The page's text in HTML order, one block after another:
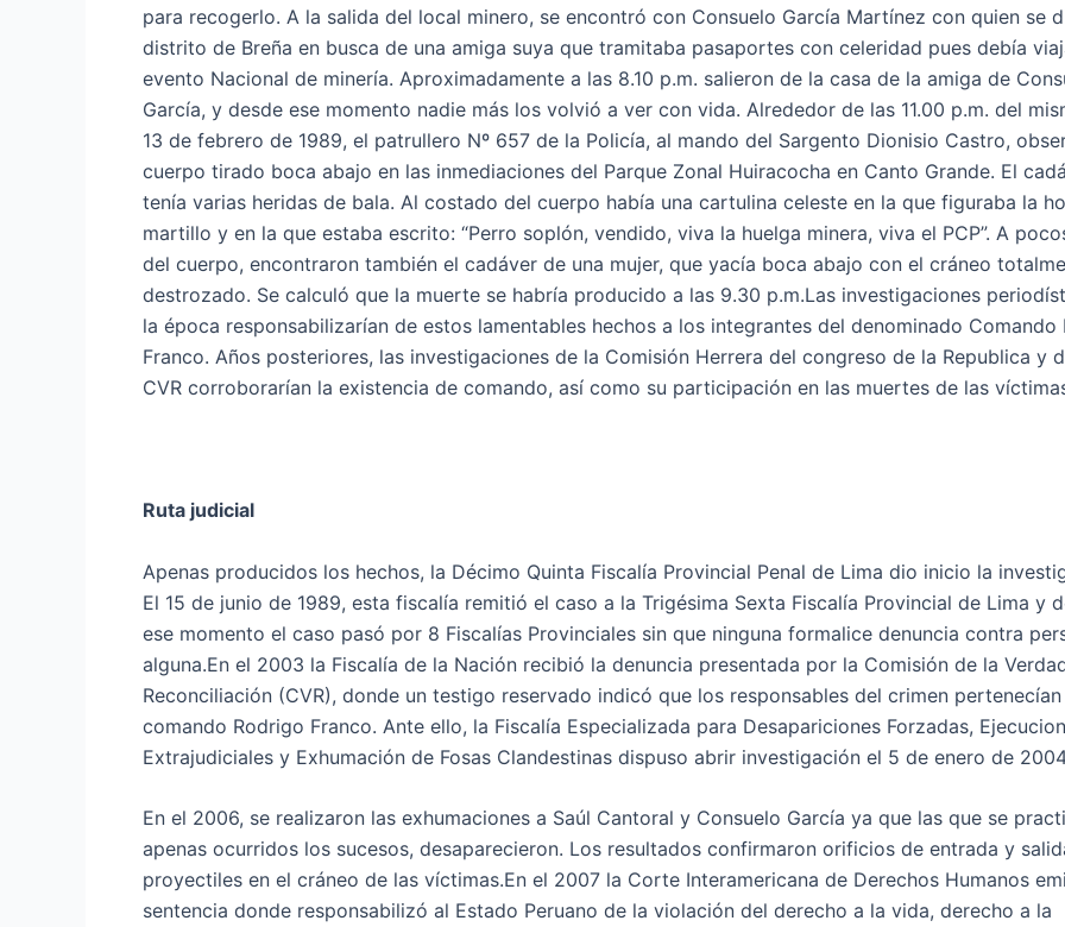
para recogerlo. A la salida del local minero, se encontró con Consuelo García Martínez con quien se
distrito de Breña en busca de una amiga suya que tramitaba pasaportes con celeridad pues debía
evento Nacional de minería. Aproximadamente a las 8.10 p.m. salieron de la casa de la amiga de
García, y desde ese momento nadie más los volvió a ver con vida. Alrededor de las 11.00 p.m. del
13 de febrero de 1989, el patrullero Nº 657 de la Policía, al mando del Sargento Dionisio Castro,
cuerpo tirado boca abajo en las inmediaciones del Parque Zonal Huiracocha en Canto Grande. El
tenía varias heridas de bala. Al costado del cuerpo había una cartulina celeste en la que figuraba la
martillo y en la que estaba escrito: “Perro soplón, vendido, viva la huelga minera, viva el PCP”. A
del cuerpo, encontraron también el cadáver de una mujer, que yacía boca abajo con el cráneo
destrozado. Se calculó que la muerte se habría producido a las 9.30 p.m.Las investigaciones
la época responsabilizarían de estos lamentables hechos a los integrantes del denominado Comando
Franco. Años posteriores, las investigaciones de la Comisión Herrera del congreso de la Republica y
CVR corroborarían la existencia de comando, así como su participación en las muertes de las
Ruta judicial
Apenas producidos los hechos, la Décimo Quinta Fiscalía Provincial Penal de Lima dio inicio la
El 15 de junio de 1989, esta fiscalía remitió el caso a la Trigésima Sexta Fiscalía Provincial de Lima y
ese momento el caso pasó por 8 Fiscalías Provinciales sin que ninguna formalice denuncia contra
alguna.En el 2003 la Fiscalía de la Nación recibió la denuncia presentada por la Comisión de la
Reconciliación (CVR), donde un testigo reservado indicó que los responsables del crimen
comando Rodrigo Franco. Ante ello, la Fiscalía Especializada para Desapariciones Forzadas,
Extrajudiciales y Exhumación de Fosas Clandestinas dispuso abrir investigación el 5 de enero de
En el 2006, se realizaron las exhumaciones a Saúl Cantoral y Consuelo García ya que las que se
apenas ocurridos los sucesos, desaparecieron. Los resultados confirmaron orificios de entrada y
proyectiles en el cráneo de las víctimas.En el 2007 la Corte Interamericana de Derechos Humanos
sentencia donde responsabilizó al Estado Peruano de la violación del derecho a la vida, derecho a la